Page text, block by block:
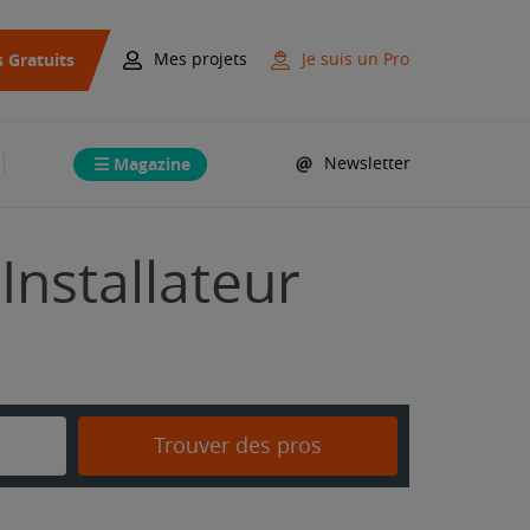
Gratuits Mes projets Je suis un Pro
Magazine Newsletter
Trouver des pros